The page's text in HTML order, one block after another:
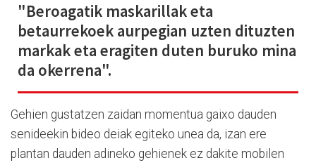
"Beroagatik maskarillak eta
betaurrekoek aurpegian uzten dituzten
markak eta eragiten duten buruko mina
da okerrena".
Gehien gustatzen zaidan momentua gaixo dauden
senideekin bideo deiak egiteko unea da, izan ere
plantan dauden adineko gehienek ez dakite mobilen